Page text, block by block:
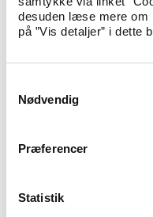
desuden læse mere om
på ”Vis detaljer” i dette
Nødvendig
Præferencer
Statistik
efter behov.
Fakta
Udlændinge- og
udbud af tolkeydelser
er relevant for
Udlændingenævnet.
Udlændingestyrelsen
Forhåndsmeddelelsen